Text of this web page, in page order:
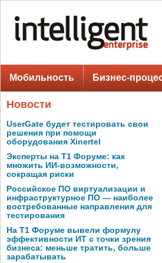
Мобильность Бизнес-
Новости
UserGate будет тестировать свои
решения при помощи
оборудования Xinertel
Эксперты на Т1 Форуме: как
множить ИИ-возможности,
сокращая риски
Российское ПО виртуализации и
инфраструктурное ПО — наиболее
востребованные направления для
тестирования
На Т1 Форуме вывели формулу
эффективности ИТ с точки зрения
бизнеса: меньше тратить, больше
зарабатывать